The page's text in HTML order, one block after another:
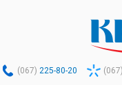
(067) 225-80-20 (067)